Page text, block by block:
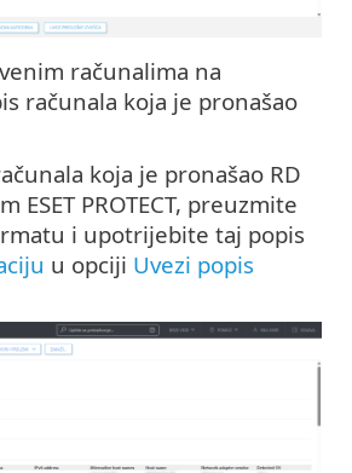
računalima na
računala koja je pronašao
koja je pronašao RD
ESET PROTECT, preuzmite
i upotrijebite taj popis
u opciji Uvezi popis